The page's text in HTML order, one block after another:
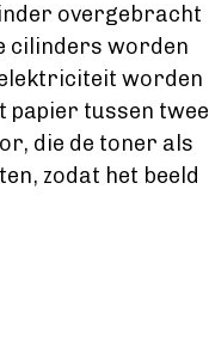
overgebracht
cilinders worden
worden
papier tussen twee
die de toner als
zodat het beeld